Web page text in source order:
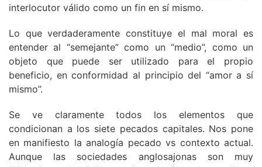
interlocutor válido como un fin en sí mismo.
Lo que verdaderamente constituye el mal moral es
entender al “semejante” como un “medio”, como un
objeto que puede ser utilizado para el propio
beneficio, en conformidad al principio del “amor a sí
mismo”.
Se ve claramente todos los elementos que
condicionan a los siete pecados capitales. Nos pone
en manifiesto la analogía pecado vs contexto actual.
Aunque las sociedades anglosajonas son muy